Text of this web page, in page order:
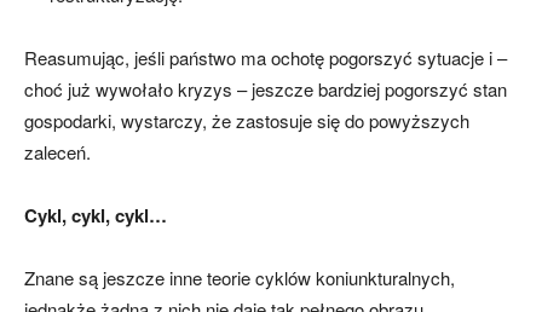
Reasumując, jeśli państwo ma ochotę pogorszyć sytuacje i –
choć już wywołało kryzys – jeszcze bardziej pogorszyć stan
gospodarki, wystarczy, że zastosuje się do powyższych
zaleceń.
Cykl, cykl, cykl…
Znane są jeszcze inne teorie cyklów koniunkturalnych,